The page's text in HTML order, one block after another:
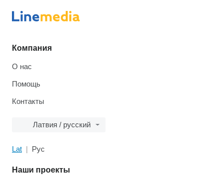
Компания
О нас
Помощь
Контакты
Латвия / русский
Lat Рус
Наши проекты